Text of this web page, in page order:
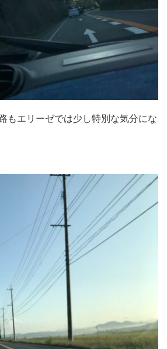
もエリーゼでは少し特別な気分にな